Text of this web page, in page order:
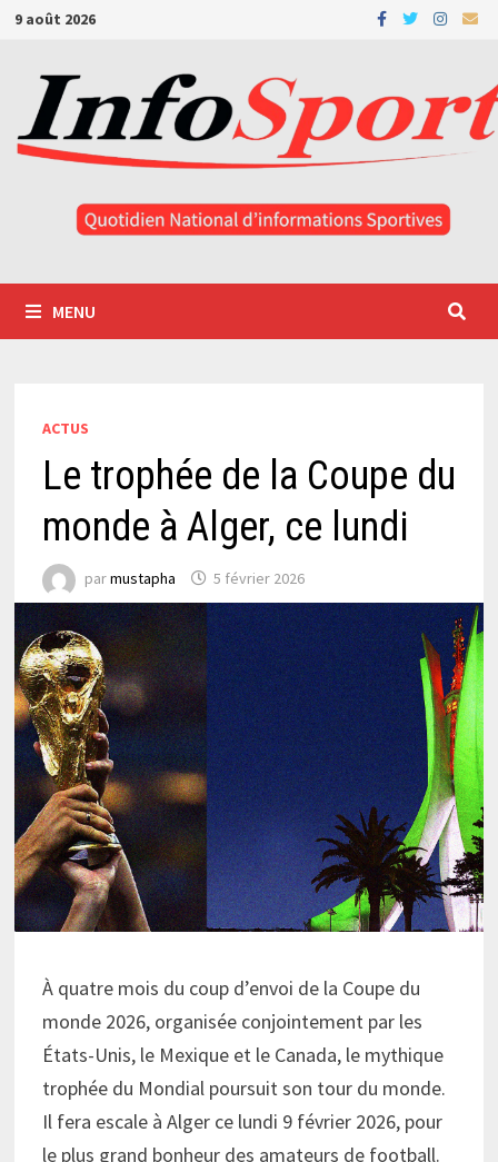
Passer
contenu
9 août 2026
MENU
ACTUS
Le trophée de la Coupe du
monde à Alger, ce lundi
parmustapha 5 février 2026
À quatre mois du coup d’envoi de la Coupe du
monde 2026, organisée conjointement par les
États-Unis, le Mexique et le Canada, le mythique
trophée du Mondial poursuit son tour du monde.
Il fera escale à Alger ce lundi 9 février 2026, pour
le plus grand bonheur des amateurs de football.